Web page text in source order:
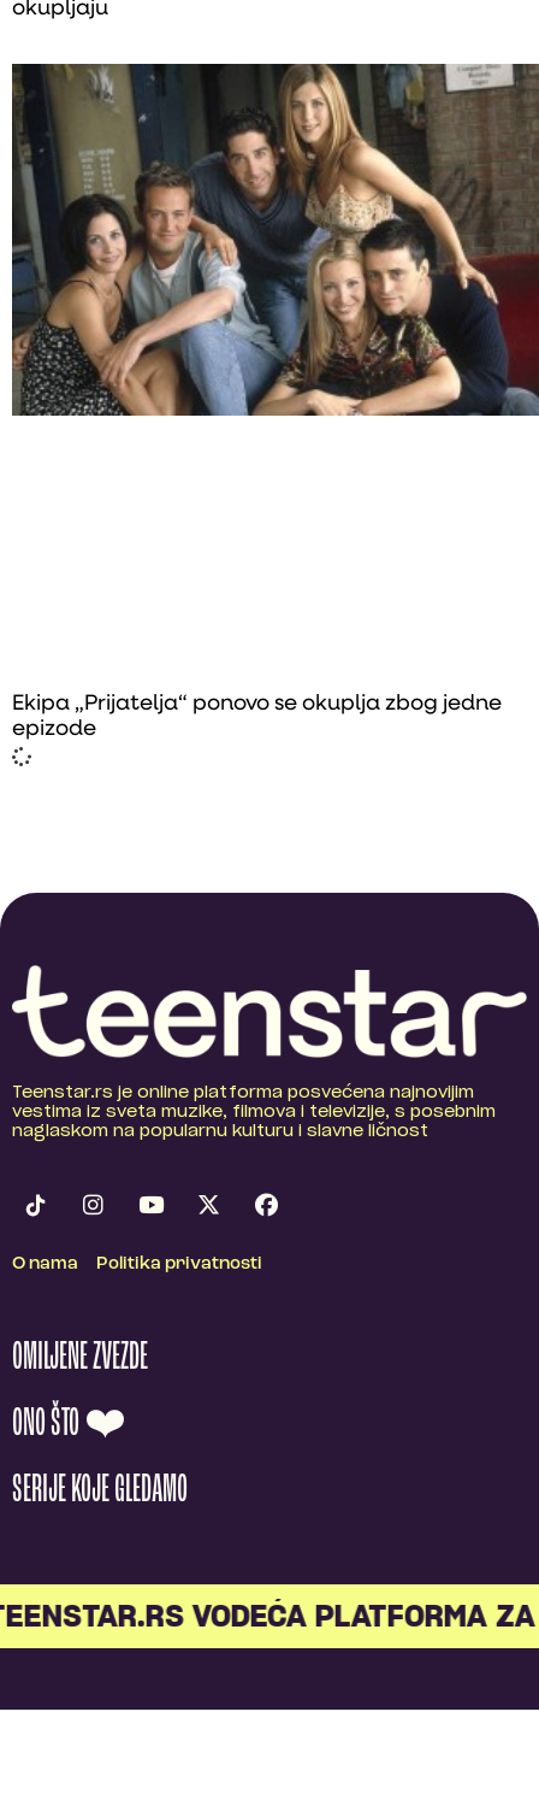
okupljaju
Ekipa „Prijatelja“ ponovo se okuplja zbog jedne
epizode
Teenstar.rs je online platforma posvećena najnovijim
vestima iz sveta muzike, filmova i televizije, s posebnim
naglaskom na popularnu kulturu i slavne ličnost
O nama Politika privatnosti
OMILJENE ZVEZDE
ONO ŠTO ❤️
SERIJE KOJE GLEDAMO
VODEĆA PLATFORMA ZA